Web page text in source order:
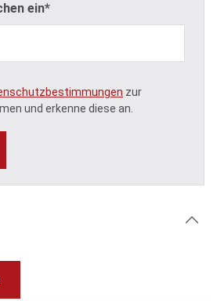
ein*
zur
und erkenne diese an.